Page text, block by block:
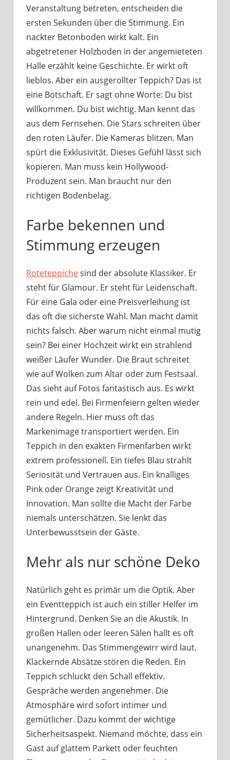
Veranstaltung betreten, entscheiden die
ersten Sekunden über die Stimmung. Ein
nackter Betonboden wirkt kalt. Ein
abgetretener Holzboden in der angemieteten
Halle erzählt keine Geschichte. Er wirkt oft
lieblos. Aber ein ausgerollter Teppich? Das ist
eine Botschaft. Er sagt ohne Worte: Du bist
willkommen. Du bist wichtig. Man kennt das
aus dem Fernsehen. Die Stars schreiten über
den roten Läufer. Die Kameras blitzen. Man
spürt die Exklusivität. Dieses Gefühl lässt sich
kopieren. Man muss kein Hollywood-
Produzent sein. Man braucht nur den
richtigen Bodenbelag.
Farbe bekennen und
Stimmung erzeugen
Roteteppichesind der absolute Klassiker. Er
steht für Glamour. Er steht für Leidenschaft.
Für eine Gala oder eine Preisverleihung ist
das oft die sicherste Wahl. Man macht damit
nichts falsch. Aber warum nicht einmal mutig
sein? Bei einer Hochzeit wirkt ein strahlend
weißer Läufer Wunder. Die Braut schreitet
wie auf Wolken zum Altar oder zum Festsaal.
Das sieht auf Fotos fantastisch aus. Es wirkt
rein und edel. Bei Firmenfeiern gelten wieder
andere Regeln. Hier muss oft das
Markenimage transportiert werden. Ein
Teppich in den exakten Firmenfarben wirkt
extrem professionell. Ein tiefes Blau strahlt
Seriosität und Vertrauen aus. Ein knalliges
Pink oder Orange zeigt Kreativität und
Innovation. Man sollte die Macht der Farbe
niemals unterschätzen. Sie lenkt das
Unterbewusstsein der Gäste.
Mehr als nur schöne Deko
Natürlich geht es primär um die Optik. Aber
ein Eventteppich ist auch ein stiller Helfer im
Hintergrund. Denken Sie an die Akustik. In
großen Hallen oder leeren Sälen hallt es oft
unangenehm. Das Stimmengewirr wird laut.
Klackernde Absätze stören die Reden. Ein
Teppich schluckt den Schall effektiv.
Gespräche werden angenehmer. Die
Atmosphäre wird sofort intimer und
gemütlicher. Dazu kommt der wichtige
Sicherheitsaspekt. Niemand möchte, dass ein
Gast auf glattem Parkett oder feuchten